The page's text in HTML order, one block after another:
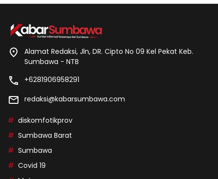
Alamat Redaksi, Jln, DR. Cipto No 09 Kel Pekat Keb.
Sumbawa - NTB
+6281906958291
redaksi@kabarsumbawa.com
diskomfotikprov
Sumbawa Barat
Sumbawa
Covid 19